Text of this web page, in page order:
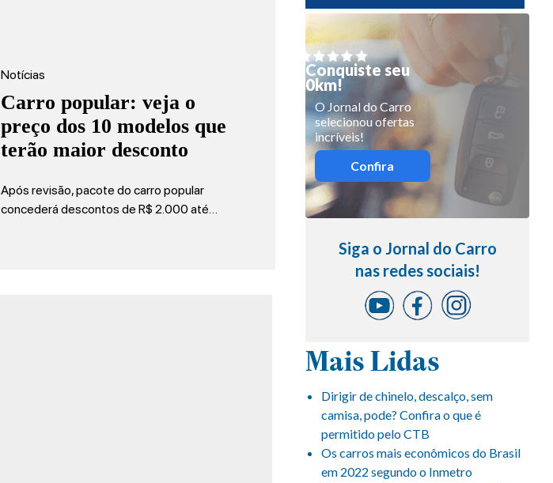
Notícias
Carro popular: veja o
preço dos 10 modelos que
terão maior desconto
Após revisão, pacote do carro popular
concederá descontos de R$ 2.000 até…
Conquiste seu
0km!
O Jornal do Carro
selecionou ofertas
incríveis!
Confira
Siga o Jornal do Carro
nas redes sociais!
Mais Lidas
Dirigir de chinelo, descalço, sem
camisa, pode? Confira o que é
permitido pelo CTB
Os carros mais econômicos do Brasil
em 2022 segundo o Inmetro